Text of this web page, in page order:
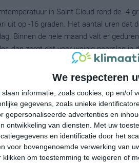
We respecteren
slaan informatie, zoals cookies, op en/of
gegevens, zoals unieke
gepersonaliseerde advertenties en
ontwikkeling van diensten.
Met uw
en identificatie door het
voor bovengenoemde verwerking van
klikken om toestemming te weigeren of
in Saint Cloud rond de -4
uit op -16 graden. Het aantal uren dat
Binnen de hele maand valt er
dan zorgt dat voor weinig neerslag in
in Saint Cloud rond de 3
op -8 graden. Het aantal uren dat de
Binnen de hele maand valt er
dan zorgt dat voor niet zoveel